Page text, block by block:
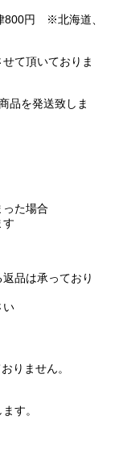
800円 ※北海道、
て頂いておりま
品を発送致しま
った場合
す
品は承っており
い
りません。
す。